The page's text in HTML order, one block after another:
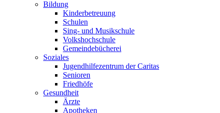
Bildung
Kinderbetreuung
Schulen
Sing- und Musikschule
Volkshochschule
Gemeindebücherei
Soziales
Jugendhilfezentrum der Caritas
Senioren
Friedhöfe
Gesundheit
Ärzte
Apotheken